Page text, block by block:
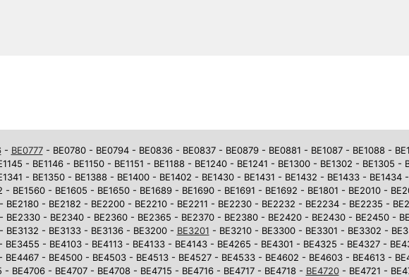
- BE0777- BE0780 - BE0794 - BE0836 - BE0837 - BE0879 - BE0881 - BE1087 - BE1088 -
- BE1146 - BE1150 - BE1151 - BE1188 - BE1240 - BE1241 - BE1300 - BE1302 - BE1305 -
- BE1350 - BE1388 - BE1400 - BE1402 - BE1430 - BE1431 - BE1432 - BE1433 - BE1434
BE1560 - BE1605 - BE1650 - BE1689 - BE1690 - BE1691 - BE1692 - BE1801 - BE2010 -
- BE2182 - BE2200 - BE2210 - BE2211 - BE2230 - BE2232 - BE2234 - BE2235 -
- BE2340 - BE2360 - BE2365 - BE2370 - BE2380 - BE2420 - BE2430 - BE2450 -
BE3132 - BE3133 - BE3136 - BE3200 - BE3201 - BE3210 - BE3300 - BE3301 - BE3302 -
BE3455 - BE4103 - BE4113 - BE4133 - BE4143 - BE4265 - BE4301 - BE4325 - BE4327 -
- BE4500 - BE4503 - BE4513 - BE4527 - BE4533 - BE4602 - BE4603 - BE4613 -
BE4706 - BE4707 - BE4708 - BE4715 - BE4716 - BE4717 - BE4718 - BE4720- BE4721 -